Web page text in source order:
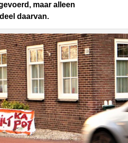
maar alleen
daarvan.